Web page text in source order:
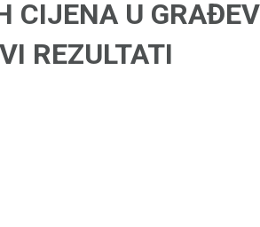
CIJENA U
REZULTATI